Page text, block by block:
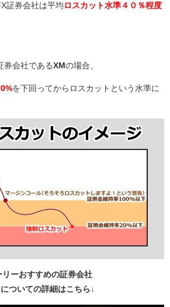
証券会社は平均 ロスカット水準４０％程度
券会社であるXMの場合、
を下回ってからロスカットという水準に
リーおすすめの証券会社
についての詳細はこちら↓